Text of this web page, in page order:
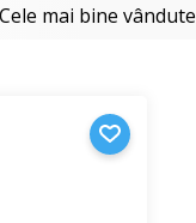
Cele mai bine vândute